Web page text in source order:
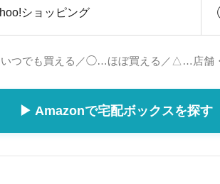
ショッピング
つでも買える／◯…ほぼ買える／△…店舗
▶ Amazonで宅配ボックスを探す